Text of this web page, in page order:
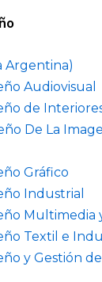
Argentina)
Audiovisual
de
De La
Gráfico
Industrial
Multimedia
Textil e
y Gestión